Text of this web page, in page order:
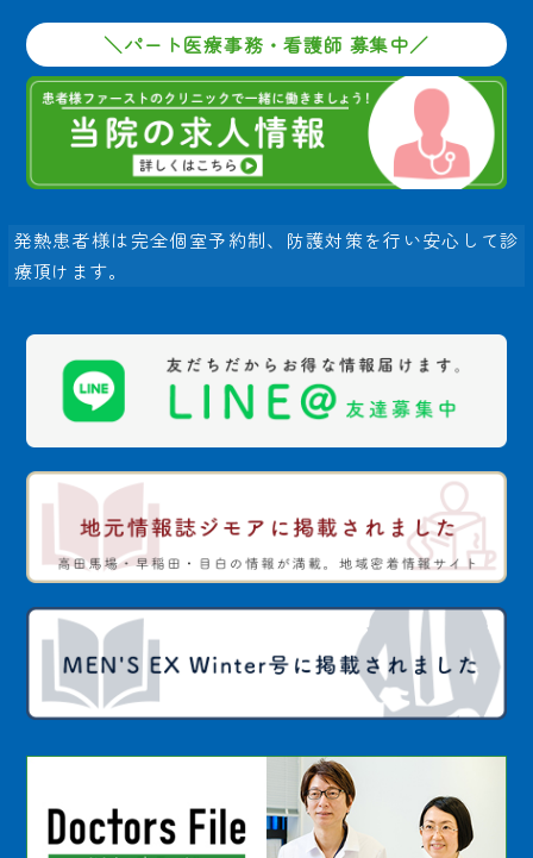
＼パート医療事務・看護師 募集中／
発熱患者様は完全個室予約制、防護対策を行い安心して診
療頂けます。